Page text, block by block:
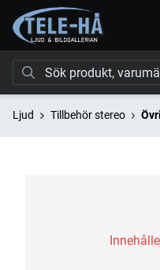
Ljud Tillbehör stereo